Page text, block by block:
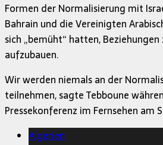
Formen der Normalisierung mit
Bahrain und die Vereinigten
sich „bemüht“ hatten,
aufzubauen.
Wir werden niemals an der
teilnehmen, sagte Tebboune
Pressekonferenz im Fernsehen am
Algerien